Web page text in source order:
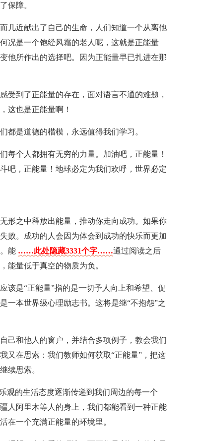
保障。
几近献出了自己的生命，人们知道一个从离他
况是一个饱经风霜的老人呢，这就是正能量
他所作出的选择吧。因为正能量早已扎进在那
受到了正能量的存在，面对语言不通的难题，
这也是正能量啊！
都是道德的楷模，永远值得我们学习。
每个人都拥有无穷的力量。加油吧，正能量！
吧，正能量！地球必定为我们欢呼，世界必定
形之中释放出能量，推动你走向成功。如果你
败。成功的人会因为体会到成功的快乐而更加
能 ……此处隐藏3331个字……通过阅读之后
能量低于真空的物质为负。
该是“正能量”指的是一切予人向上和希望、促
一本世界级心理励志书。这将是继“不抱怨”之
己和他人的窗户，并结合多项例子，教会我们
又在思索：我们教师如何获取“正能量”，把这
续思索。
观的生活态度逐渐传递到我们周边的每一个
人阿里木等人的身上，我们都能看到一种正能
在一个充满正能量的环境里。